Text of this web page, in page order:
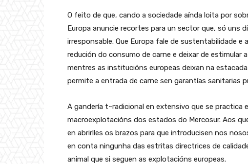
O feito de que, cando a sociedade aínda loita por
Europa anuncie recortes para un sector que, só uns
irresponsable. Que Europa fale de sustentabilidade
redución do consumo de carne e deixar de estimular
mentres as institucións europeas deixan na
permite a entrada de carne sen garantías sanitarias
A gandería t~radicional en extensivo que se practica
macroexplotacións dos estados do Mercosur. Aos
en abrirlles os brazos para que introducisen nos
en conta ningunha das estritas directrices de
animal que si seguen as explotacións europeas.